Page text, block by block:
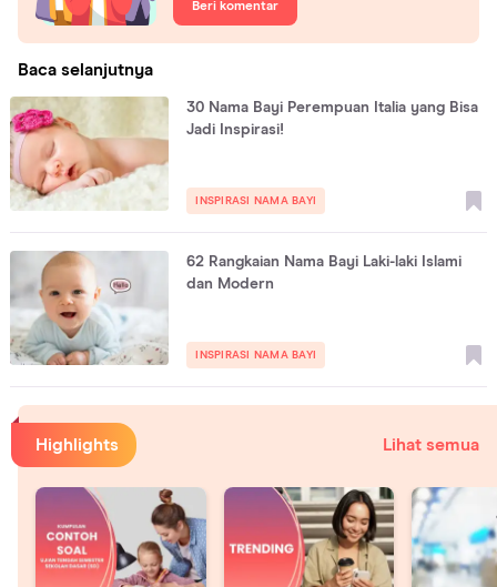
Beri komentar
Baca selanjutnya
30 Nama Bayi Perempuan Italia yang Bisa
Jadi Inspirasi!
INSPIRASI NAMA BAYI
62 Rangkaian Nama Bayi Laki-laki Islami
dan Modern
INSPIRASI NAMA BAYI
Highlights Lihat semua